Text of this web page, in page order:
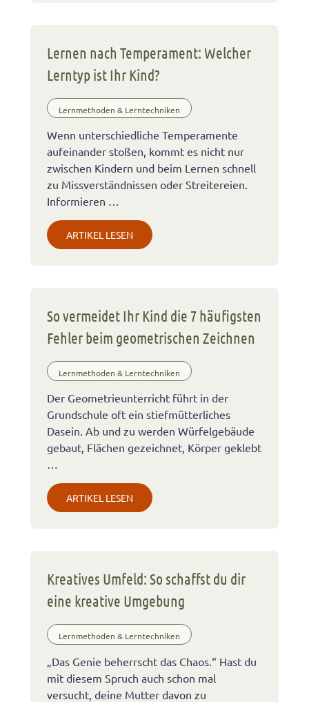
Lernen nach Temperament: Welcher
Lerntyp ist Ihr Kind?
Lernmethoden & Lerntechniken
Wenn unterschiedliche Temperamente
aufeinander stoßen, kommt es nicht nur
zwischen Kindern und beim Lernen schnell
zu Missverständnissen oder Streitereien.
Informieren …
ARTIKEL LESEN
So vermeidet Ihr Kind die 7 häufigsten
Fehler beim geometrischen Zeichnen
Lernmethoden & Lerntechniken
Der Geometrieunterricht führt in der
Grundschule oft ein stiefmütterliches
Dasein. Ab und zu werden Würfelgebäude
gebaut, Flächen gezeichnet, Körper geklebt
…
ARTIKEL LESEN
Kreatives Umfeld: So schaffst du dir
eine kreative Umgebung
Lernmethoden & Lerntechniken
„Das Genie beherrscht das Chaos.“ Hast du
mit diesem Spruch auch schon mal
versucht, deine Mutter davon zu